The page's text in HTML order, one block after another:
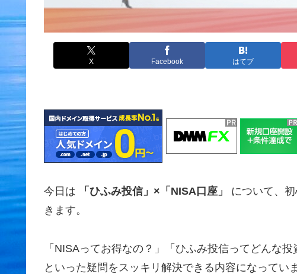
X Facebook はてブ
今日は 「ひふみ投信」×「NISA口座」
について、
きます。
「NISAってお得なの？」「ひふみ投信ってどんな
といった疑問をスッキリ解決できる内容になってい